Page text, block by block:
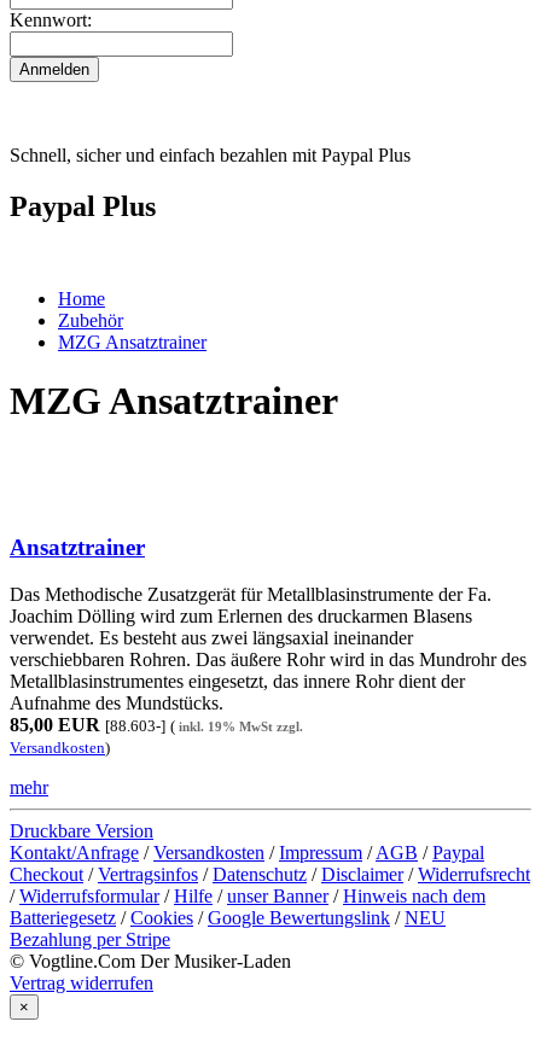
Kennwort:
Schnell, sicher und einfach bezahlen mit Paypal Plus
Paypal Plus
Home
Zubehör
MZG Ansatztrainer
MZG Ansatztrainer
Ansatztrainer
Das Methodische Zusatzgerät für Metallblasinstrumente der Fa.
Joachim Dölling wird zum Erlernen des druckarmen Blasens
verwendet. Es besteht aus zwei längsaxial ineinander
verschiebbaren Rohren. Das äußere Rohr wird in das Mundrohr des
Metallblasinstrumentes eingesetzt, das innere Rohr dient der
Aufnahme des Mundstücks.
85,00 EUR [88.603-] ( inkl. 19% MwSt zzgl.
Versandkosten)
mehr
Druckbare Version
Kontakt/Anfrage / Versandkosten / Impressum / AGB / Paypal
Checkout / Vertragsinfos / Datenschutz / Disclaimer / Widerrufsrecht
/ Widerrufsformular / Hilfe / unser Banner / Hinweis nach dem
Batteriegesetz / Cookies / Google Bewertungslink / NEU
Bezahlung per Stripe
© Vogtline.Com Der Musiker-Laden
Vertrag widerrufen
×